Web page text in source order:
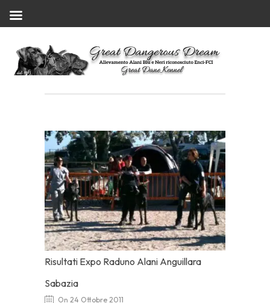
Risultati Expo Raduno Alani Anguillara
Sabazia
On 24 Ottobre 2011